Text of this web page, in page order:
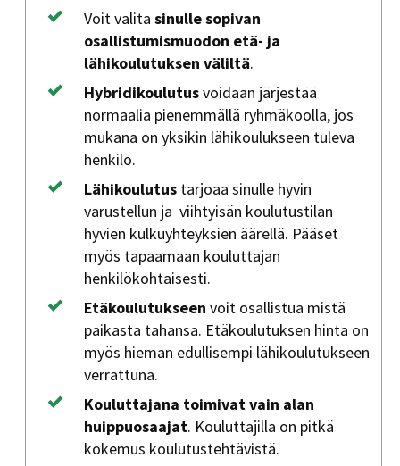
Voit valitasinulle sopivan
osallistumismuodon etä- ja
lähikoulutuksen väliltä.
Hybridikoulutusvoidaan järjestää
normaalia pienemmällä ryhmäkoolla, jos
mukana on yksikin lähikoulukseen tuleva
henkilö.
Lähikoulutus tarjoaa sinulle hyvin
varustellun ja viihtyisän koulutustilan
hyvien kulkuyhteyksien äärellä. Pääset
myös tapaamaan kouluttajan
henkilökohtaisesti.
Etäkoulutukseen voit osallistua mistä
paikasta tahansa. Etäkoulutuksen hinta on
myös hieman edullisempi lähikoulutukseen
verrattuna.
Kouluttajana toimivat vain alan
huippuosaajat. Kouluttajilla on pitkä
kokemus koulutustehtävistä.